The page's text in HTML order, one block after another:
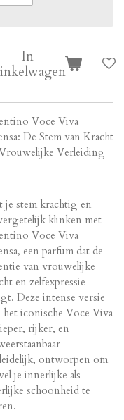
In
Voce Viva
De Stem van Kracht
Verleiding
je stem krachtig en
klinken met
Voce Viva
een parfum dat de
van vrouwelijke
en zelfexpressie
Deze intense versie
het iconische Voce Viva
rijker, en
ontworpen om
je innerlijke als
schoonheid te